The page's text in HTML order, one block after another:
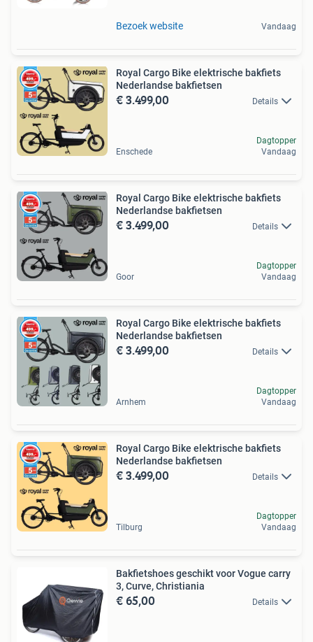
Bezoek website Vandaag
Royal Cargo Bike elektrische bakfiets
Nederlandse bakfietsen
€ 3.499,00 Details
Enschede
Dagtopper
Vandaag
Royal Cargo Bike elektrische bakfiets
Nederlandse bakfietsen
€ 3.499,00 Details
Goor
Dagtopper
Vandaag
Royal Cargo Bike elektrische bakfiets
Nederlandse bakfietsen
€ 3.499,00 Details
Arnhem
Dagtopper
Vandaag
Royal Cargo Bike elektrische bakfiets
Nederlandse bakfietsen
€ 3.499,00 Details
Tilburg
Dagtopper
Vandaag
Bakfietshoes geschikt voor Vogue carry
3, Curve, Christiania
€ 65,00 Details